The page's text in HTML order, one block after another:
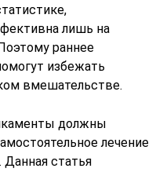
лишь на
раннее
избежать
вмешательстве.
должны
лечение
статья